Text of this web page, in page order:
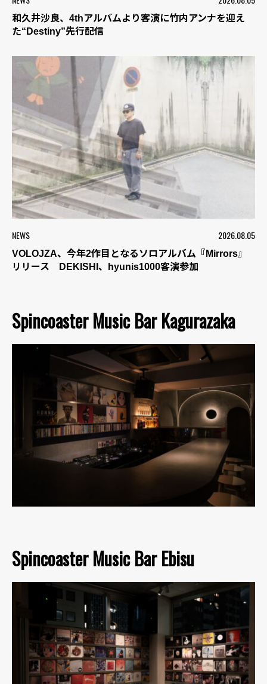
和久井沙良、4thアルバムより客演に竹内アンナを迎え
た“Destiny”先行配信
NEWS 2026.08.05
VOLOJZA、今年2作目となるソロアルバム『Mirrors』
リリース DEKISHI、hyunis1000客演参加
Spincoaster Music Bar Kagurazaka
Spincoaster Music Bar Ebisu